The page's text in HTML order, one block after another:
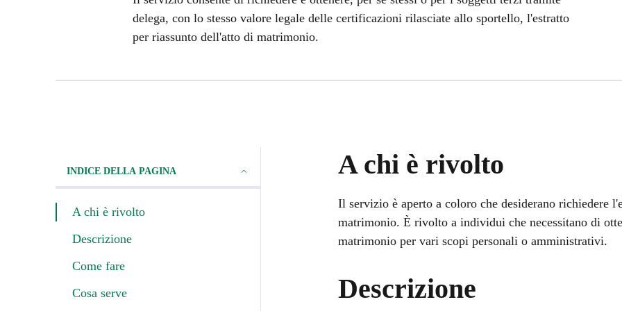
delega, con lo stesso valore legale delle certificazioni rilasciate allo sportello, l'estratto
per riassunto dell'atto di matrimonio.
INDICE DELLA PAGINA
A chi è rivolto
Descrizione
Come fare
Cosa serve
A chi è rivolto
Il servizio è aperto a coloro che desiderano richiedere
matrimonio. È rivolto a individui che necessitano di
matrimonio per vari scopi personali o amministrativi.
Descrizione